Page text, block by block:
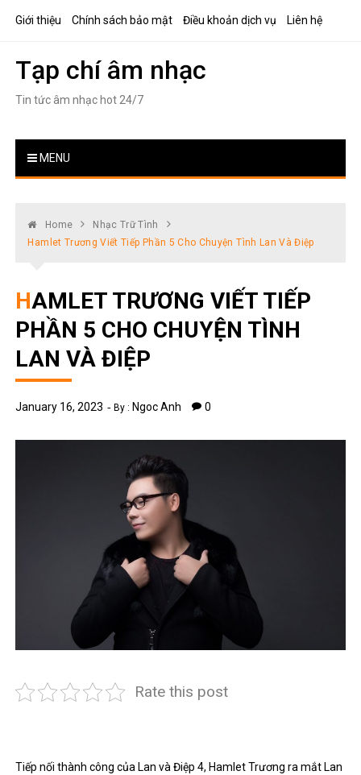
Giới thiệu Chính sách bảo mật Điều khoản dịch vụ Liên hệ
Tạp chí âm nhạc
Tin tức âm nhạc hot 24/7
MENU
Home
Nhạc Trữ Tình
Hamlet Trương Viết Tiếp Phần 5 Cho Chuyện Tình Lan Và Điệp
HAMLET TRƯƠNG VIẾT TIẾP
PHẦN 5 CHO CHUYỆN TÌNH
LAN VÀ ĐIỆP
January 16, 2023 By : Ngoc Anh 0
Rate this post
Tiếp nối thành công của Lan và Điệp 4, Hamlet Trương ra mắt Lan